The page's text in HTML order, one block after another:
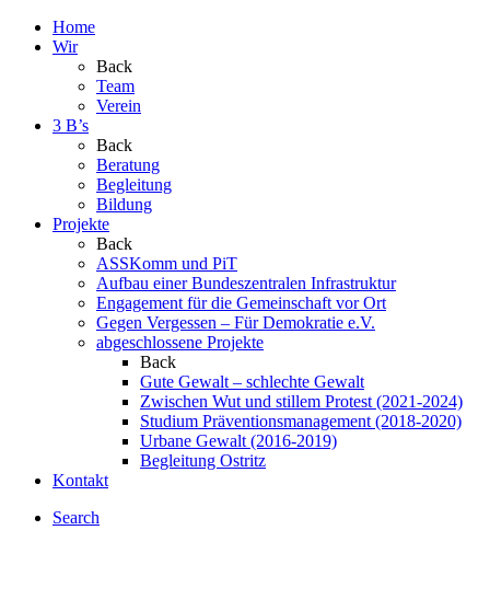
Home
Wir
Back
Team
Verein
3 B’s
Back
Beratung
Begleitung
Bildung
Projekte
Back
ASSKomm und PiT
Aufbau einer Bundeszentralen Infrastruktur
Engagement für die Gemeinschaft vor Ort
Gegen Vergessen – Für Demokratie e.V.
abgeschlossene Projekte
Back
Gute Gewalt – schlechte Gewalt
Zwischen Wut und stillem Protest (2021-2024)
Studium Präventionsmanagement (2018-2020)
Urbane Gewalt (2016-2019)
Begleitung Ostritz
Kontakt
Search